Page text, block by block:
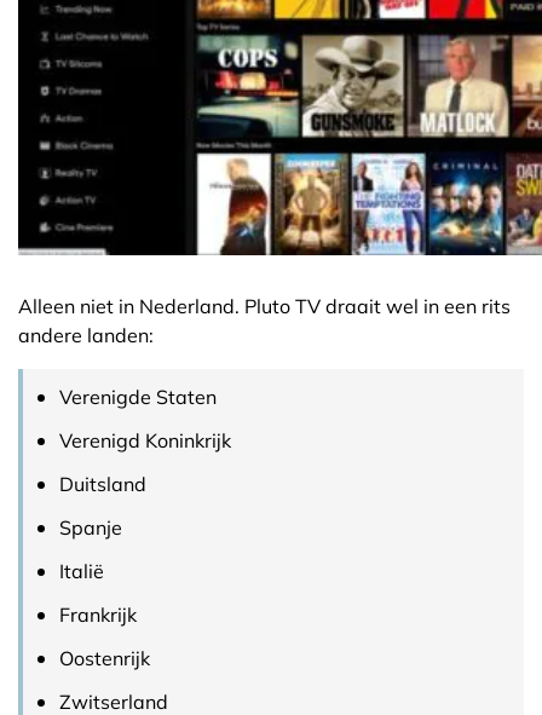
Alleen niet in Nederland. Pluto TV draait wel in een rits
andere landen:
Verenigde Staten
Verenigd Koninkrijk
Duitsland
Spanje
Italië
Frankrijk
Oostenrijk
Zwitserland